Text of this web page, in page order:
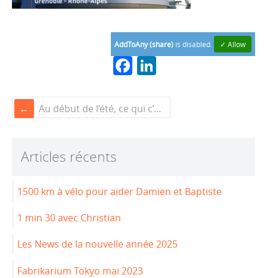
AddToAny (share) is disabled. ✓ Allow
F
c
e
k
Au début de l’été, ce qui c’est passé et ce qui va arriver
Articles récents
1500 km à vélo pour aider Damien et Baptiste
1 min 30 avec Christian
Les News de la nouvelle année 2025
Fabrikarium Tokyo mai 2023